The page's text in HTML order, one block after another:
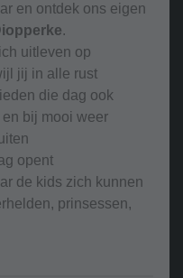
en ontdek ons eigen
.
uitleven op
jij in alle rust
die dag ook
bij mooi weer
opent
de kids zich kunnen
prinsessen,